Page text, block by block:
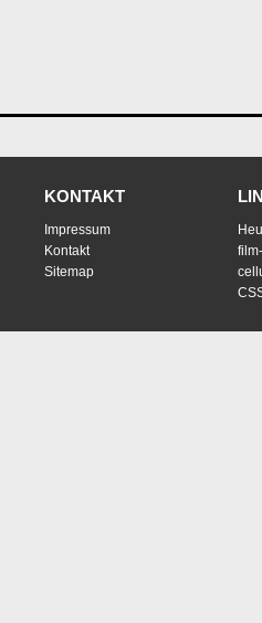
KONTAKT
Impressum
Kontakt
Sitemap